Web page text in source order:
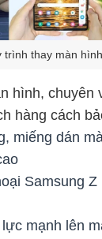
trình thay màn
hình, chuyên
hàng cách
miếng dán
Samsung
mạnh lên